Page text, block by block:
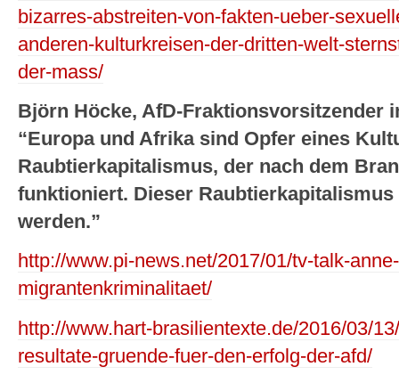
bizarres-abstreiten-von-fakten-ueber-
anderen-kulturkreisen-der-dritten-welt-
der-mass/
Björn Höcke, AfD-Fraktionsvorsitzender
“Europa und Afrika sind Opfer eines
Raubtierkapitalismus, der nach dem
funktioniert. Dieser Raubtierkapitalismus
werden.”
http://www.pi-news.net/2017/01/tv-talk-
migrantenkriminalitaet/
http://www.hart-brasilientexte.de/2016/03/
resultate-gruende-fuer-den-erfolg-der-afd/